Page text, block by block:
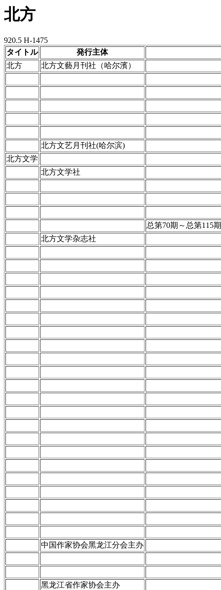
北方
920.5 H-1475
タイトル
発行主体
北方
北方文藝月刊社（哈尔濱）
北方文艺月刊社(哈尔滨)
北方文学
北方文学社
总第70期～总第115期
北方文学杂志社
中国作家协会黑龙江分会主办
黑龙江省作家协会主办